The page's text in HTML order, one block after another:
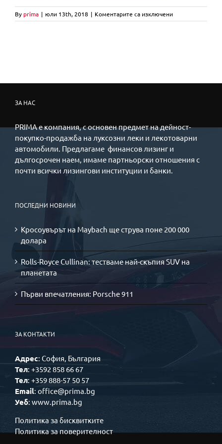
By prima | юли 13th, 2018 | Коментарите са изключениза
$_27
ЗА НАС
PRIMA е компания, с основен предмет на дейност-
покупко-продажба на луксозни леки и лекотоварни
автомобили. Предлагаме финансов лизинг и
дългосрочен наем, имаме партньорски отношения с
почти всички лизингови институции и банки.
ПОСЛЕДНИ НОВИНИ
Кросоувърът на Maybach ще струва поне 200 000
долара
Rolls-Royce Cullinan: тестваме най-скъпия SUV на
планетата
Първи впечатления: Porsche 911
ЗА КОНТАКТИ
Адрес: София, България
Тел: +3592 858 66 67
Тел: +359 888-57 50 57
Email: office@prima.bg
Уеб: www.prima.bg
Политика за бисквитките
Политика за поверителност